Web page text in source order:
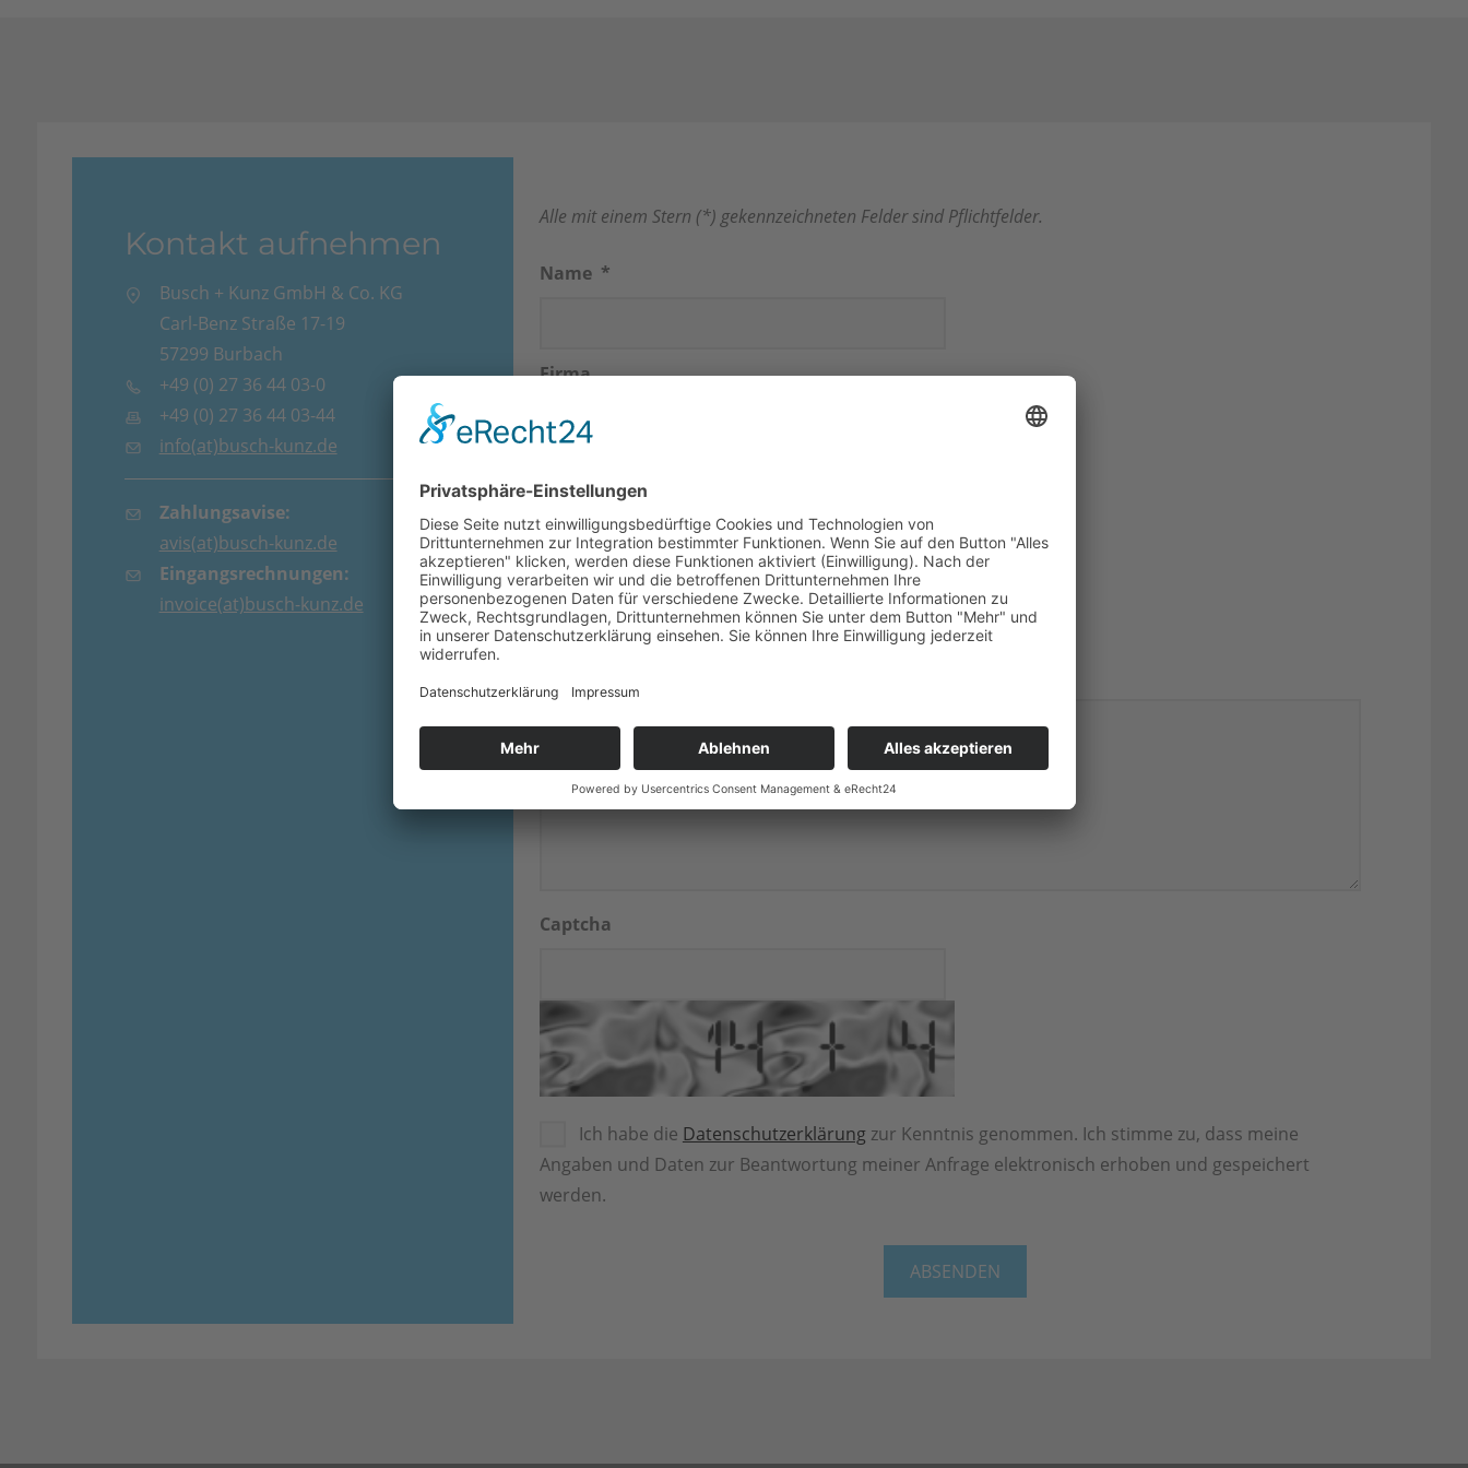
Kontakt aufnehmen
Busch + Kunz GmbH & Co. KG
Carl-Benz Straße 17-19
57299 Burbach
+49 (0) 27 36 44 03-0
+49 (0) 27 36 44 03-44
info(at)busch-kunz.de
Zahlungsavise:
avis(at)busch-kunz.de
Eingangsrechnungen:
invoice(at)busch-kunz.de
Alle mit einem Stern (*) gekennzeichneten Felder sind Pflichtfelder.
Name *
Firma
Telefon
Captcha
Ich habe die Datenschutzerklärungzur Kenntnis genommen. Ich stimme zu, dass meine
Angaben und Daten zur Beantwortung meiner Anfrage elektronisch erhoben und gespeichert
werden.